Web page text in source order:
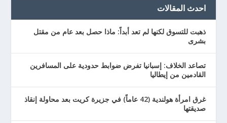
احدث المقالات
ذهبت للتسوق لكنها لم تعد أبداً: ماذا حصل بعد عام من مقتل
بشرى
تصاعد الخلاف: إسبانيا تفرض ضوابط حدودية على المسافرين
القادمين من إيطاليا
غرق امرأة هولندية (42 عاماً) في جزيرة كريت بعد محاولة إنقاذ
صديقتها